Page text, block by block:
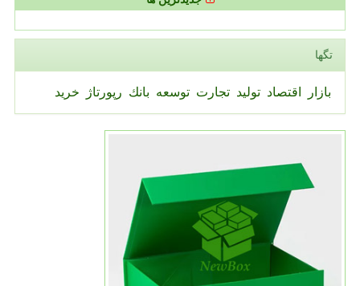
تگها
بازار اقتصاد تولید تجارت توسعه بانك رپورتاژ خرید